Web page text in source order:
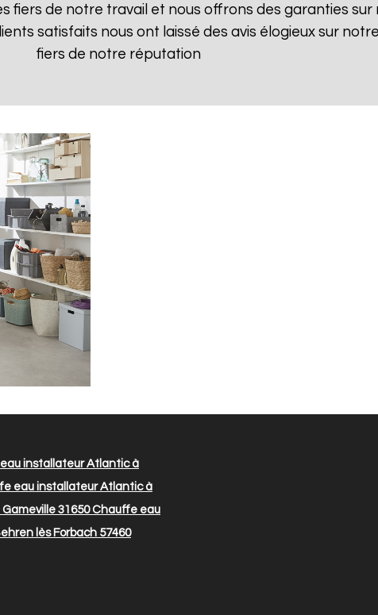
fiers de notre travail et nous offrons des garanties sur
satisfaits nous ont laissé des avis élogieux sur
fiers de notre réputation
installateur Atlantic à
eau installateur Atlantic à
31650Chauffe eau
lès Forbach 57460